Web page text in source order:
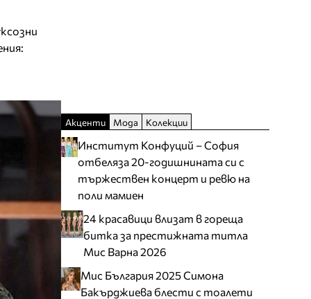
Акценти Мода Колекции
Институт Конфуций – София
отбеляза 20-годишнината си с
тържествен концерт и ревю на
поли мамиен
24 красавици влизат в гореща
битка за престижната титла
Мис Варна 2026
Мис България 2025 Симона
Бакърджиева блести с тоалети